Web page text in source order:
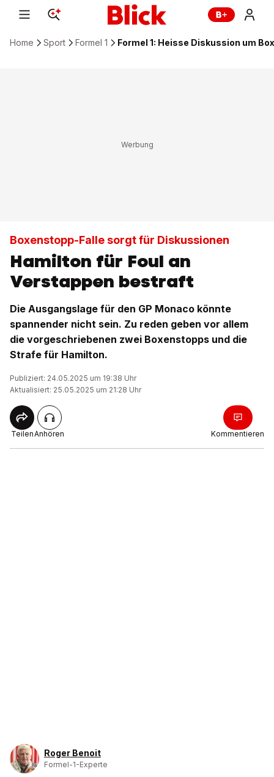
Home Sport Formel 1 Formel 1: Heisse Diskussion um
Boxenstopp-Falle sorgt für Diskussionen
Hamilton für Foul an
Verstappen bestraft
Die Ausgangslage für den GP Monaco könnte
spannender nicht sein. Zu reden geben vor allem
die vorgeschriebenen zwei Boxenstopps und die
Strafe für Hamilton.
Publiziert: 24.05.2025 um 19:38 Uhr
Aktualisiert: 25.05.2025 um 21:28 Uhr
TeilenAnhören Kommentieren
Roger Benoit
Formel-1-Experte